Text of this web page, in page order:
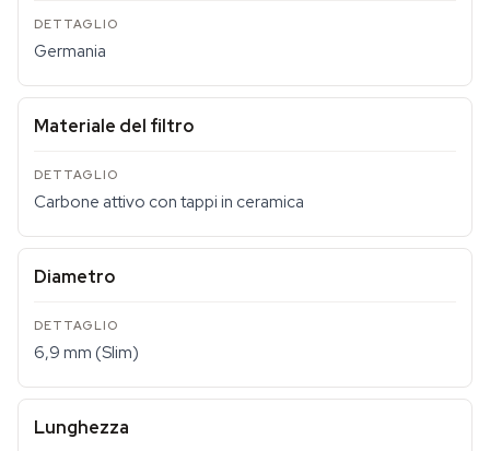
Germania
Materiale del filtro
Carbone attivo con tappi in ceramica
Diametro
6,9 mm (Slim)
Lunghezza